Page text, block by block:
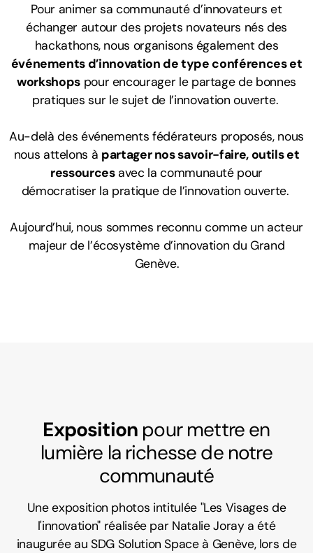
Pour animer sa communauté d’innovateurs et
échanger autour des projets novateurs nés des
hackathons, nous organisons également des
événements d’innovation de type conférences et
workshopspour encourager le partage de bonnes
pratiquessur le sujet de l’innovation ouverte.
Au-delà des événements fédérateurs proposés, nous
nous attelons à partager nos savoir-faire, outils et
ressourcesavec la communauté pour
démocratiser la pratique de l’innovation ouverte.
Aujourd’hui, nous sommes reconnu comme un acteur
majeur de l’écosystème d’innovation du Grand
Genève.
Exposition pour mettre en
lumière la richesse de notre
communauté
Une exposition photos intitulée "Les Visages de
l'innovation" réalisée par Natalie Joray a été
inaugurée au SDG Solution Space à Genève, lors de
Ressources
Solutions innovantes
Hackathons passés
Témoignages